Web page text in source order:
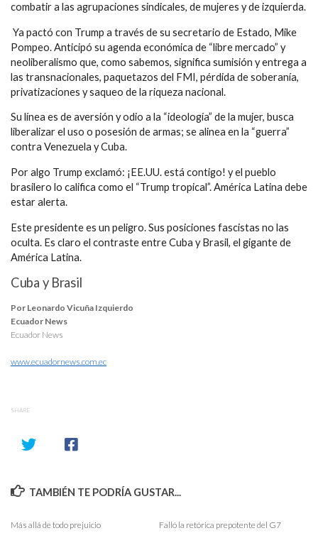
combatir a las agrupaciones sindicales, de mujeres y de izquierda.
Ya pactó con Trump a través de su secretario de Estado, Mike
Pompeo. Anticipó su agenda económica de “libre mercado” y
neoliberalismo que, como sabemos, significa sumisión y entrega a
las transnacionales, paquetazos del FMI, pérdida de soberanía,
privatizaciones y saqueo de la riqueza nacional.
Su línea es de aversión y odio a la “ideología” de la mujer, busca
liberalizar el uso o posesión de armas; se alinea en la “guerra”
contra Venezuela y Cuba.
Por algo Trump exclamó: ¡EE.UU. está contigo! y el pueblo
brasilero lo califica como el “Trump tropical”. América Latina debe
estar alerta.
Este presidente es un peligro. Sus posiciones fascistas no las
oculta. Es claro el contraste entre Cuba y Brasil, el gigante de
América Latina.
Cuba y Brasil
Por Leonardo Vicuña Izquierdo
Ecuador News
Ecuador News
www.ecuadornews.com.ec
SHARE
TAMBIÉN TE PODRÍA GUSTAR...
Más allá de todo prejuicio Falló la retórica prepotente del G7